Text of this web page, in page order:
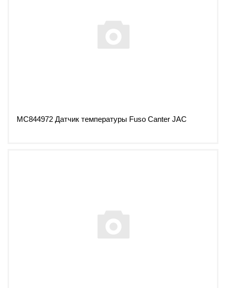
MC844972 Датчик температуры Fuso Canter JAC